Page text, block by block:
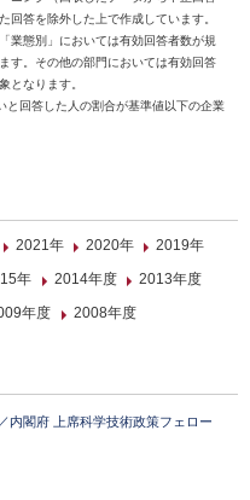
回答を除外した上で作成しています。
業態別」においては有効回答者数が規
す。その他の部門においては有効回答
となります。
回答した人の割合が基準値以下の企業
2021年 2020年
2019年
年 2014年度
2013年度
年度 2008年度
内閣府 上席科学技術政策フェロー